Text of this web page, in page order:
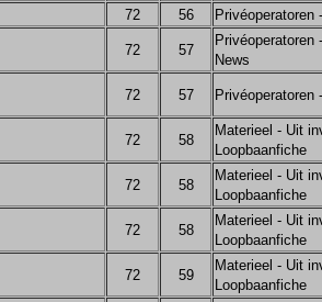
72 56 Privéoperatoren
72 57
Privéoperatoren
News
72 57 Privéoperatoren
72 58
Materieel - Uit
Loopbaanfiche
72 58
Materieel - Uit
Loopbaanfiche
72 58
Materieel - Uit
Loopbaanfiche
72 59
Materieel - Uit
Loopbaanfiche